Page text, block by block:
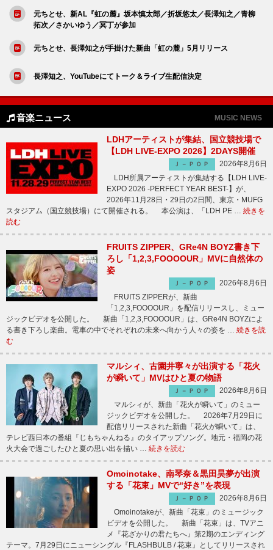
元ちとせ、新AL『虹の麓』坂本慎太郎／折坂悠太／長澤知之／青柳
拓次／さかいゆう／冥丁が参加
元ちとせ、長澤知之が手掛けた新曲「虹の麓」5月リリース
長澤知之、YouTubeにてトーク＆ライブ生配信決定
音楽ニュース MUSIC NEWS
LDHアーティストが集結、国立競技場で
【LDH LIVE-EXPO 2026】2DAYS開催
Ｊ－ＰＯＰ
2026年8月6日
LDH所属アーティストが集結する【LDH LIVE-
EXPO 2026 -PERFECT YEAR BEST-】が、
2026年11月28日・29日の2日間、東京・MUFG
スタジアム（国立競技場）にて開催される。 本公演は、「LDH PE … 続きを
読む
FRUITS ZIPPER、GRe4N BOYZ書き下
ろし「1,2,3,FOOOOUR」MVに自然体の
姿
Ｊ－ＰＯＰ
2026年8月6日
FRUITS ZIPPERが、新曲
「1,2,3,FOOOOUR」を配信リリースし、ミュー
ジックビデオを公開した。 新曲「1,2,3,FOOOOUR」は、GRe4N BOYZによ
る書き下ろし楽曲。電車の中でそれぞれの未来へ向かう人々の姿を … 続きを読
む
マルシィ、古園井寧々が出演する「花火
が瞬いて」MVはひと夏の物語
Ｊ－ＰＯＰ
2026年8月6日
マルシィが、新曲「花火が瞬いて」のミュー
ジックビデオを公開した。 2026年7月29日に
配信リリースされた新曲「花火が瞬いて」は、
テレビ西日本の番組『じもちゃんねる』のタイアップソング。地元・福岡の花
火大会で過ごしたひと夏の思い出を描い … 続きを読む
Omoinotake、南琴奈＆黒田昊夢が出演
する「花束」MVで“好き”を表現
Ｊ－ＰＯＰ
2026年8月6日
Omoinotakeが、新曲「花束」のミュージック
ビデオを公開した。 新曲「花束」は、TVアニ
メ『花ざかりの君たちへ』第2期のエンディング
テーマ。7月29日にニューシングル『FLASHBULB / 花束』としてリリースされ